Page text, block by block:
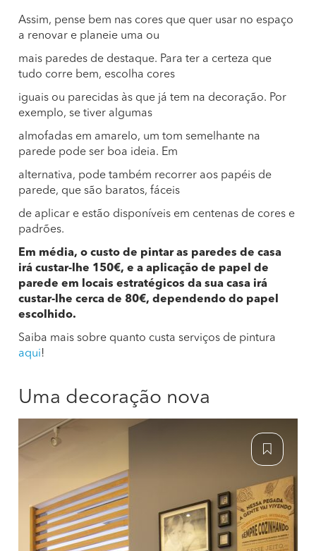
Assim, pense bem nas cores que quer usar no espaço
a renovar e planeie uma ou
mais paredes de destaque. Para ter a certeza que
tudo corre bem, escolha cores
iguais ou parecidas às que já tem na decoração. Por
exemplo, se tiver algumas
almofadas em amarelo, um tom semelhante na
parede pode ser boa ideia. Em
alternativa, pode também recorrer aos papéis de
parede, que são baratos, fáceis
de aplicar e estão disponíveis em centenas de cores e
padrões.
Em média, o custo de pintar as paredes de casa
irá custar-lhe 150€, e a aplicação de papel de
parede em locais estratégicos da sua casa irá
custar-lhe cerca de 80€, dependendo do papel
escolhido.
Saiba mais sobre quanto custa serviços de pintura
aqui!
Uma decoração nova